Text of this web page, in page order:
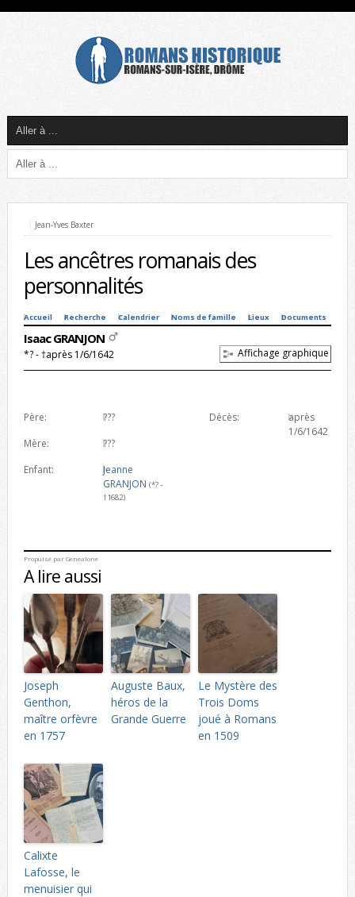
Jean-Yves Baxter
Les ancêtres romanais des
personnalités
Accueil Recherche Calendrier Noms de famille Lieux Documents
Isaac GRANJON
*? - †après 1/6/1642 Affichage graphique
Père:
???
Mère:
???
Enfant:
Jeanne
GRANJON (*? -
†1682)
Décès:
après
1/6/1642
Propulsé par Genealone
A lire aussi
Joseph
Genthon,
maître orfèvre
en 1757
Auguste Baux,
héros de la
Grande Guerre
Le Mystère des
Trois Doms
joué à Romans
en 1509
Calixte
Lafosse, le
menuisier qui